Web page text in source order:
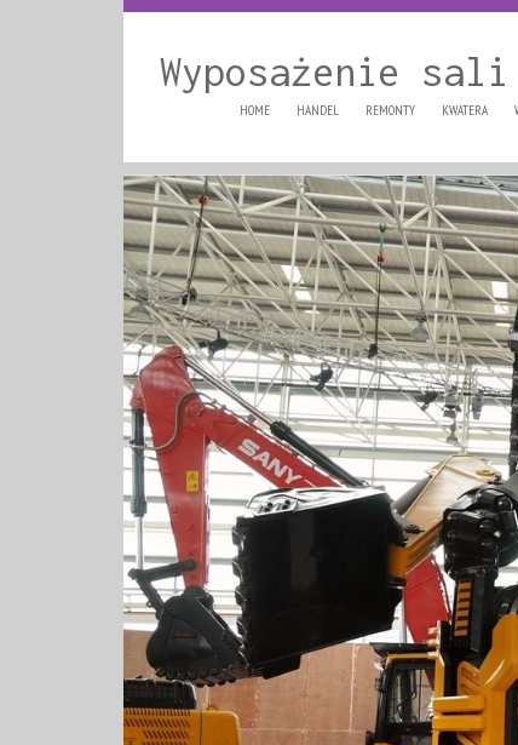
Wyposażenie
HOME HANDEL REMONTY KWATERA